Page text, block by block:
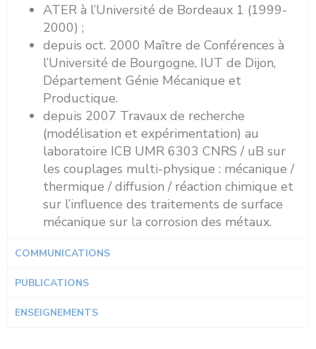
ATER à l’Université de Bordeaux 1 (1999-
2000) ;
depuis oct. 2000 Maître de Conférences à
l’Université de Bourgogne, IUT de Dijon,
Département Génie Mécanique et
Productique.
depuis 2007 Travaux de recherche
(modélisation et expérimentation) au
laboratoire ICB UMR 6303 CNRS / uB sur
les couplages multi-physique : mécanique /
thermique / diffusion / réaction chimique et
sur l’influence des traitements de surface
mécanique sur la corrosion des métaux.
COMMUNICATIONS
PUBLICATIONS
ENSEIGNEMENTS